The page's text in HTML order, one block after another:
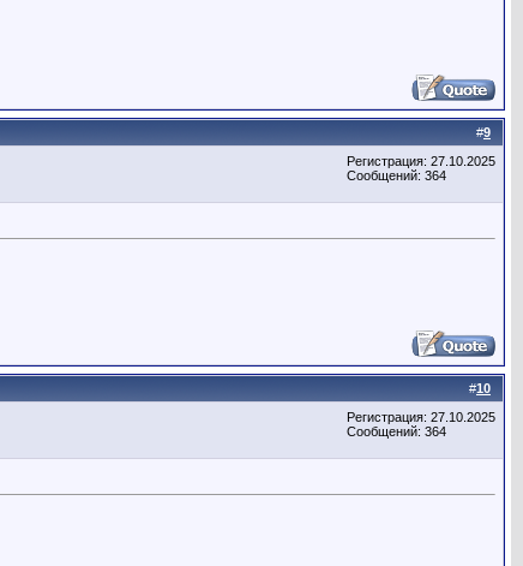
#9
Регистрация: 27.10.2025
Сообщений: 364
#10
Регистрация: 27.10.2025
Сообщений: 364